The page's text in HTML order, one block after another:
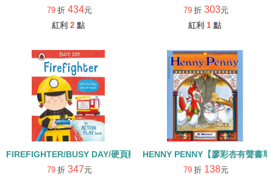
79 折 434元
紅利 2 點
79 折 303元
紅利 1 點
FIREFIGHTER/BUSY DAY/硬頁翻翻書
79 折 347元
HENNY PENNY【廖彩杏有聲書單
79 折 138元